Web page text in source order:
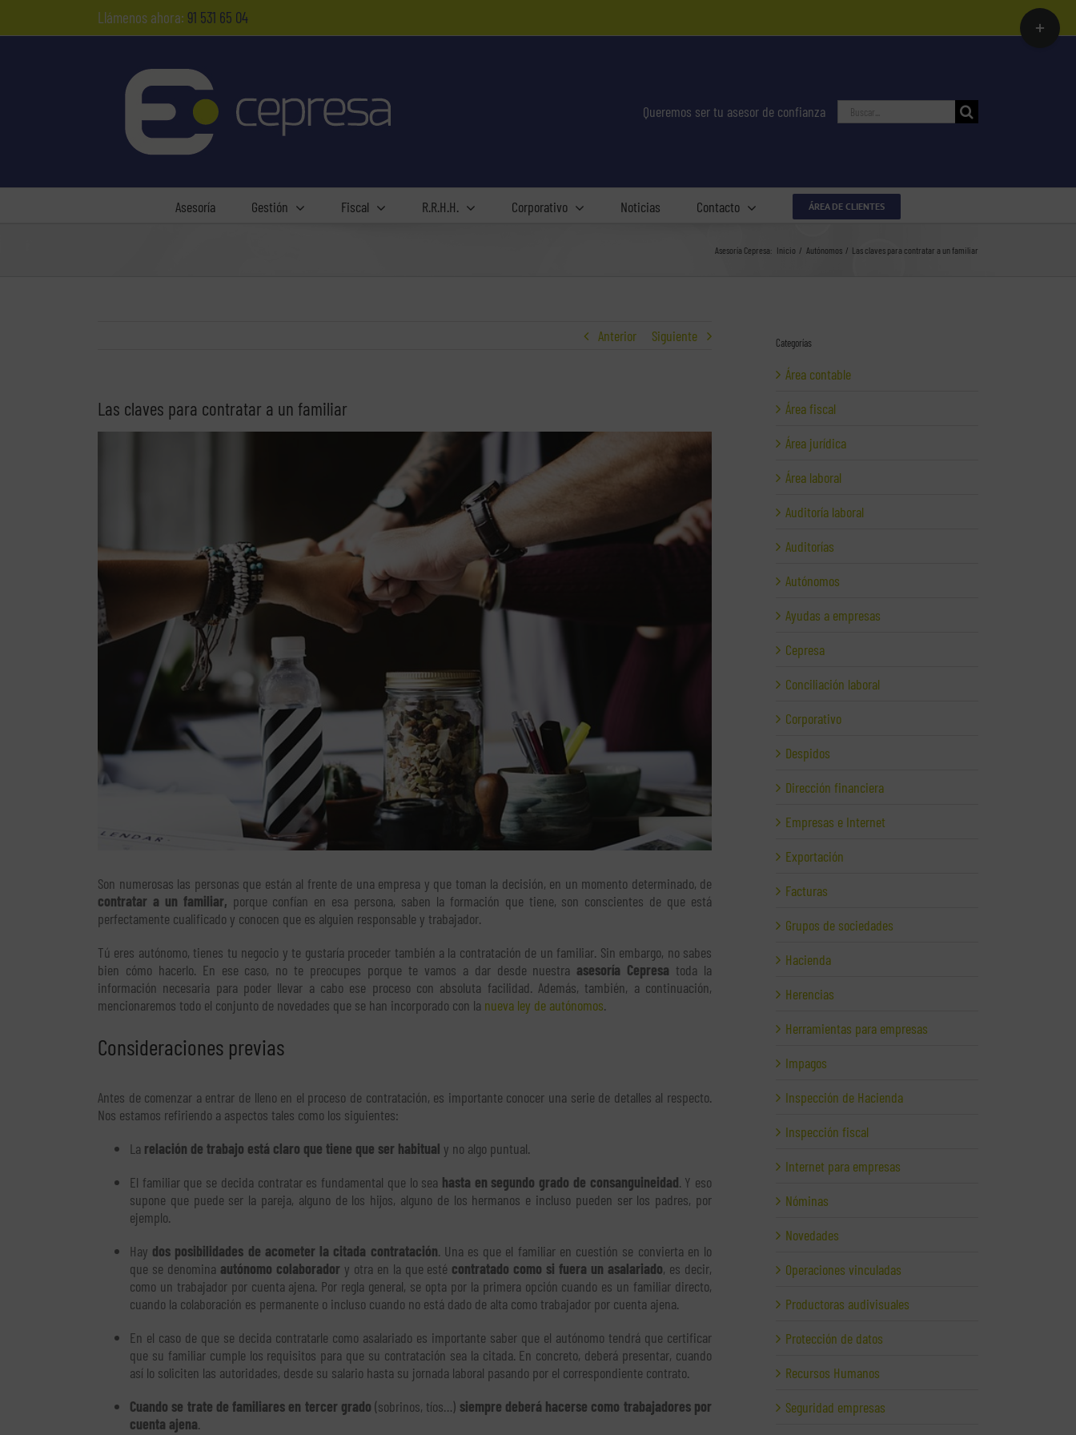
Llámenos ahora: 91 531 65 04
Queremos ser tu asesor de confianza Buscar:
Asesoría Gestión Fiscal R.R.H.H. Corporativo Noticias Contacto ÁREA DE CLIENTES
Asesoría Cepresa: Inicio Autónomos Las claves para contratar a un familiar
Anterior Siguiente
Las claves para contratar a un familiar
Son numerosas las personas que están al frente de una empresa y que toman la decisión, en un momento determinado, de
contratar a un familiar, porque confían en esa persona, saben la formación que tiene, son conscientes de que está
perfectamente cualificado y conocen que es alguien responsable y trabajador.
Tú eres autónomo, tienes tu negocio y te gustaría proceder también a la contratación de un familiar. Sin embargo, no sabes
bien cómo hacerlo. En ese caso, no te preocupes porque te vamos a dar desde nuestraasesoría Cepresa toda la
información necesaria para poder llevar a cabo ese proceso con absoluta facilidad. Además, también, a continuación,
mencionaremos todo el conjunto de novedades que se han incorporado con la nueva ley de autónomos.
Consideraciones previas
Antes de comenzar a entrar de lleno en el proceso de contratación, es importante conocer una serie de detalles al respecto.
Nos estamos refiriendo a aspectos tales como los siguientes:
La relación de trabajo está claro que tiene que ser habitual y no algo puntual.
El familiar que se decida contratar es fundamental que lo sea hasta en segundo grado de consanguineidad. Y eso
supone que puede ser la pareja, alguno de los hijos, alguno de los hermanos e incluso pueden ser los padres, por
ejemplo.
Hay dos posibilidades de acometer la citada contratación. Una es que el familiar en cuestión se convierta en lo
que se denomina autónomo colaboradory otra en la que esté contratado como si fuera un asalariado, es decir,
como un trabajador por cuenta ajena. Por regla general, se opta por la primera opción cuando es un familiar directo,
cuando la colaboración es permanente o incluso cuando no está dado de alta como trabajador por cuenta ajena.
En el caso de que se decida contratarle como asalariado es importante saber que el autónomo tendrá que certificar
que su familiar cumple los requisitos para que su contratación sea la citada. En concreto, deberá presentar, cuando
así lo soliciten las autoridades, desde su salario hasta su jornada laboral pasando por el correspondiente contrato.
Cuando se trate de familiares en tercer grado (sobrinos, tíos…) siempre deberá hacerse como trabajadores por
cuenta ajena.
Categorías
Área contable
Área fiscal
Área jurídica
Área laboral
Auditoría laboral
Auditorías
Autónomos
Ayudas a empresas
Cepresa
Conciliación laboral
Corporativo
Despidos
Dirección financiera
Empresas e Internet
Exportación
Facturas
Grupos de sociedades
Hacienda
Herencias
Herramientas para empresas
Impagos
Inspección de Hacienda
Inspección fiscal
Internet para empresas
Nóminas
Novedades
Operaciones vinculadas
Productoras audivisuales
Protección de datos
Recursos Humanos
Seguridad empresas
Toggle
Sliding